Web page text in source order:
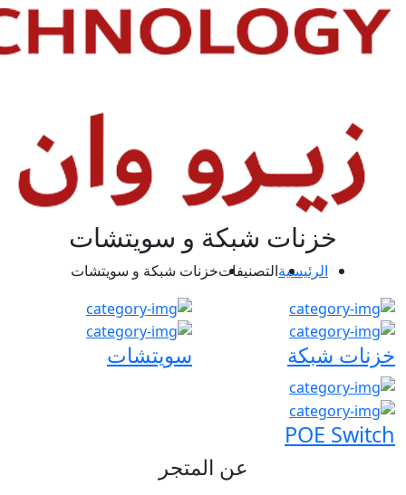
خزنات شبكة و سويتشات
الرئيسيةالتصنيفاتخزنات شبكة و سويتشات
خزنات شبكة سويتشات
POE Switch
عن المتجر